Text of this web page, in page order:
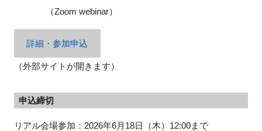
（Zoom webinar）
詳細・参加申込
（外部サイトが開きます）
申込締切
リアル会場参加：2026年6月18日（木）12:00まで